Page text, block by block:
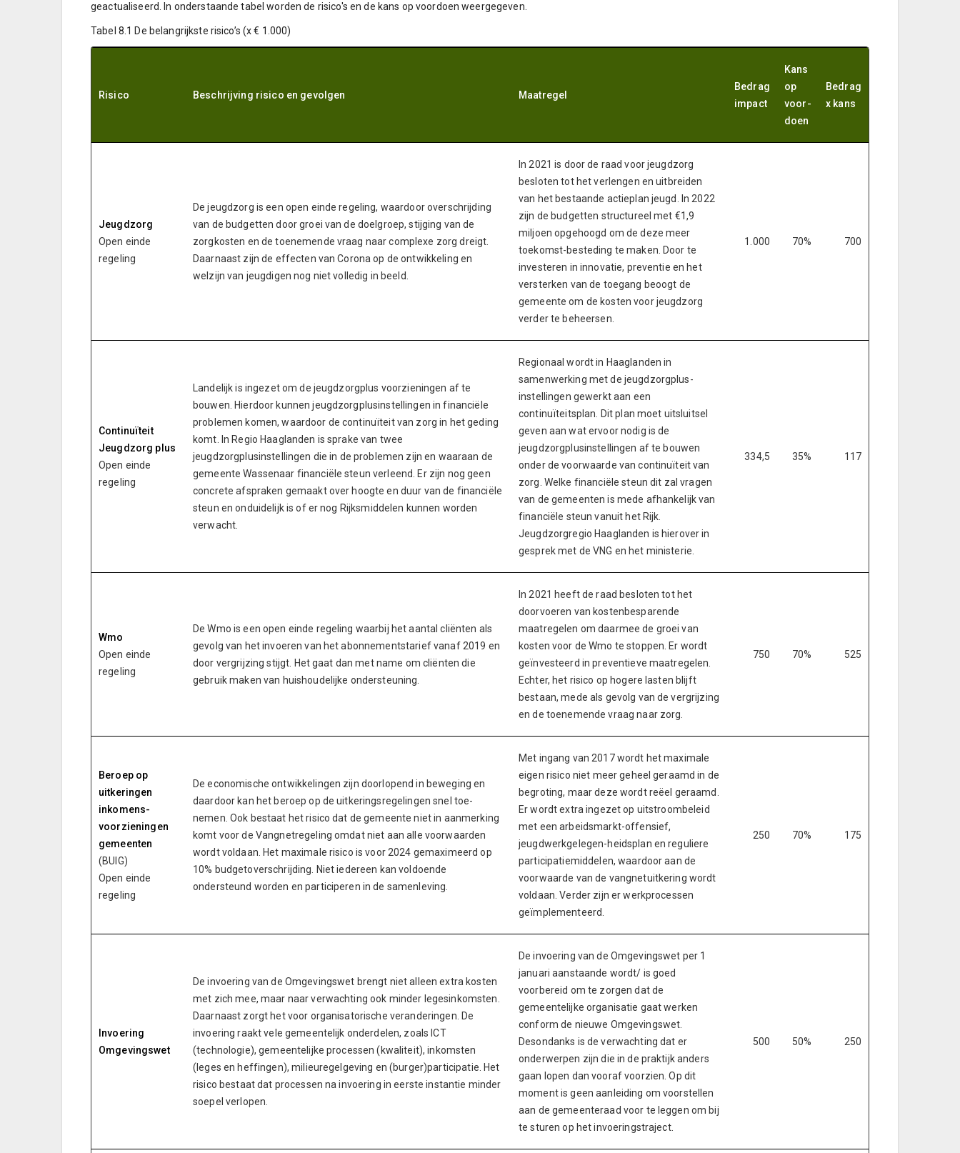
geactualiseerd. In onderstaande tabel worden de risico's en de kans op voordoen weergegeven.
Tabel 8.1 De belangrijkste risico’s (x € 1.000)
Risico Beschrijving risico en gevolgen Maatregel
Bedrag
impact
Kans
op
voor-
doen
Bedrag
x kans
Jeugdzorg
Open einde
regeling
De jeugdzorg is een open einde regeling, waardoor overschrijding
van de budgetten door groei van de doelgroep, stijging van de
zorgkosten en de toenemende vraag naar complexe zorg dreigt.
Daarnaast zijn de effecten van Corona op de ontwikkeling en
welzijn van jeugdigen nog niet volledig in beeld.
In 2021 is door de raad voor jeugdzorg
besloten tot het verlengen en uitbreiden
van het bestaande actieplan jeugd. In 2022
zijn de budgetten structureel met €1,9
miljoen opgehoogd om de deze meer
toekomst-besteding te maken. Door te
investeren in innovatie, preventie en het
versterken van de toegang beoogt de
gemeente om de kosten voor jeugdzorg
verder te beheersen.
1.000 70% 700
Continuïteit
Jeugdzorg plus
Open einde
regeling
Landelijk is ingezet om de jeugdzorgplus voorzieningen af te
bouwen. Hierdoor kunnen jeugdzorgplusinstellingen in financiële
problemen komen, waardoor de continuïteit van zorg in het geding
komt. In Regio Haaglanden is sprake van twee
jeugdzorgplusinstellingen die in de problemen zijn en waaraan de
gemeente Wassenaar financiële steun verleend. Er zijn nog geen
concrete afspraken gemaakt over hoogte en duur van de financiële
steun en onduidelijk is of er nog Rijksmiddelen kunnen worden
verwacht.
Regionaal wordt in Haaglanden in
samenwerking met de jeugdzorgplus-
instellingen gewerkt aan een
continuïteitsplan. Dit plan moet uitsluitsel
geven aan wat ervoor nodig is de
jeugdzorgplusinstellingen af te bouwen
onder de voorwaarde van continuïteit van
zorg. Welke financiële steun dit zal vragen
van de gemeenten is mede afhankelijk van
financiële steun vanuit het Rijk.
Jeugdzorgregio Haaglanden is hierover in
gesprek met de VNG en het ministerie.
334,5 35% 117
Wmo
Open einde
regeling
De Wmo is een open einde regeling waarbij het aantal cliënten als
gevolg van het invoeren van het abonnementstarief vanaf 2019 en
door vergrijzing stijgt. Het gaat dan met name om cliënten die
gebruik maken van huishoudelijke ondersteuning.
In 2021 heeft de raad besloten tot het
doorvoeren van kostenbesparende
maatregelen om daarmee de groei van
kosten voor de Wmo te stoppen. Er wordt
geïnvesteerd in preventieve maatregelen.
Echter, het risico op hogere lasten blijft
bestaan, mede als gevolg van de vergrijzing
en de toenemende vraag naar zorg.
750 70% 525
Beroep op
uitkeringen
inkomens-
voorzieningen
gemeenten
(BUIG)
Open einde
regeling
De economische ontwikkelingen zijn doorlopend in beweging en
daardoor kan het beroep op de uitkeringsregelingen snel toe-
nemen. Ook bestaat het risico dat de gemeente niet in aanmerking
komt voor de Vangnetregeling omdat niet aan alle voorwaarden
wordt voldaan. Het maximale risico is voor 2024 gemaximeerd op
10% budgetoverschrijding. Niet iedereen kan voldoende
ondersteund worden en participeren in de samenleving.
Met ingang van 2017 wordt het maximale
eigen risico niet meer geheel geraamd in de
begroting, maar deze wordt reëel geraamd.
Er wordt extra ingezet op uitstroombeleid
met een arbeidsmarkt-offensief,
jeugdwerkgelegen-heidsplan en reguliere
participatiemiddelen, waardoor aan de
voorwaarde van de vangnetuitkering wordt
voldaan. Verder zijn er werkprocessen
geïmplementeerd.
250 70% 175
Invoering
Omgevingswet
De invoering van de Omgevingswet brengt niet alleen extra kosten
met zich mee, maar naar verwachting ook minder legesinkomsten.
Daarnaast zorgt het voor organisatorische veranderingen. De
invoering raakt vele gemeentelijk onderdelen, zoals ICT
(technologie), gemeentelijke processen (kwaliteit), inkomsten
(leges en heffingen), milieuregelgeving en (burger)participatie. Het
risico bestaat dat processen na invoering in eerste instantie minder
soepel verlopen.
De invoering van de Omgevingswet per 1
januari aanstaande wordt/ is goed
voorbereid om te zorgen dat de
gemeentelijke organisatie gaat werken
conform de nieuwe Omgevingswet.
Desondanks is de verwachting dat er
onderwerpen zijn die in de praktijk anders
gaan lopen dan vooraf voorzien. Op dit
moment is geen aanleiding om voorstellen
aan de gemeenteraad voor te leggen om bij
te sturen op het invoeringstraject.
500 50% 250